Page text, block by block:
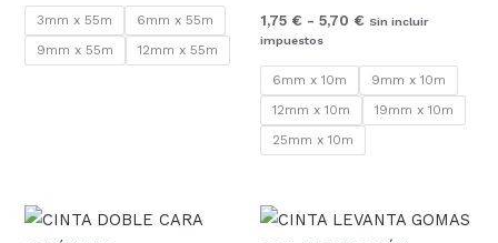
3mm x 55m
6mm x 55m
9mm x 55m
12mm x 55m
1,75 € - 5,70 € Sin incluir
impuestos
6mm x 10m
9mm x 10m
12mm x 10m
19mm x 10m
25mm x 10m
Rango